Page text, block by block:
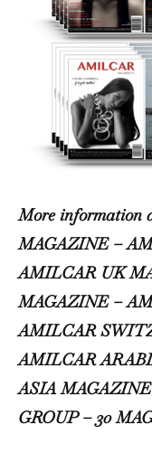
More information
MAGAZINE –
AMILCAR UK
MAGAZINE –
AMILCAR
AMILCAR
ASIA
GROUP – 30